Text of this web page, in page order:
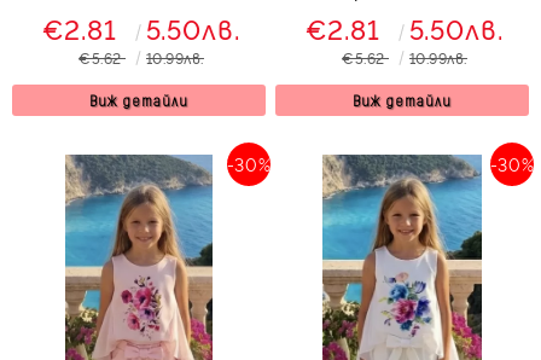
€2.81 5.50лв.
€5.62 10.99лв.
Виж детайли
€2.81 5.50лв.
€5.62 10.99лв.
Виж детайли
-30% -30%